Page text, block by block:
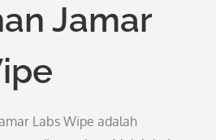
Jamar
Labs Wipe adalah